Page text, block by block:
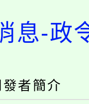
住民語歌
年度第
選結果(
年度第
通分析基
府辦理
息-政
發者簡介